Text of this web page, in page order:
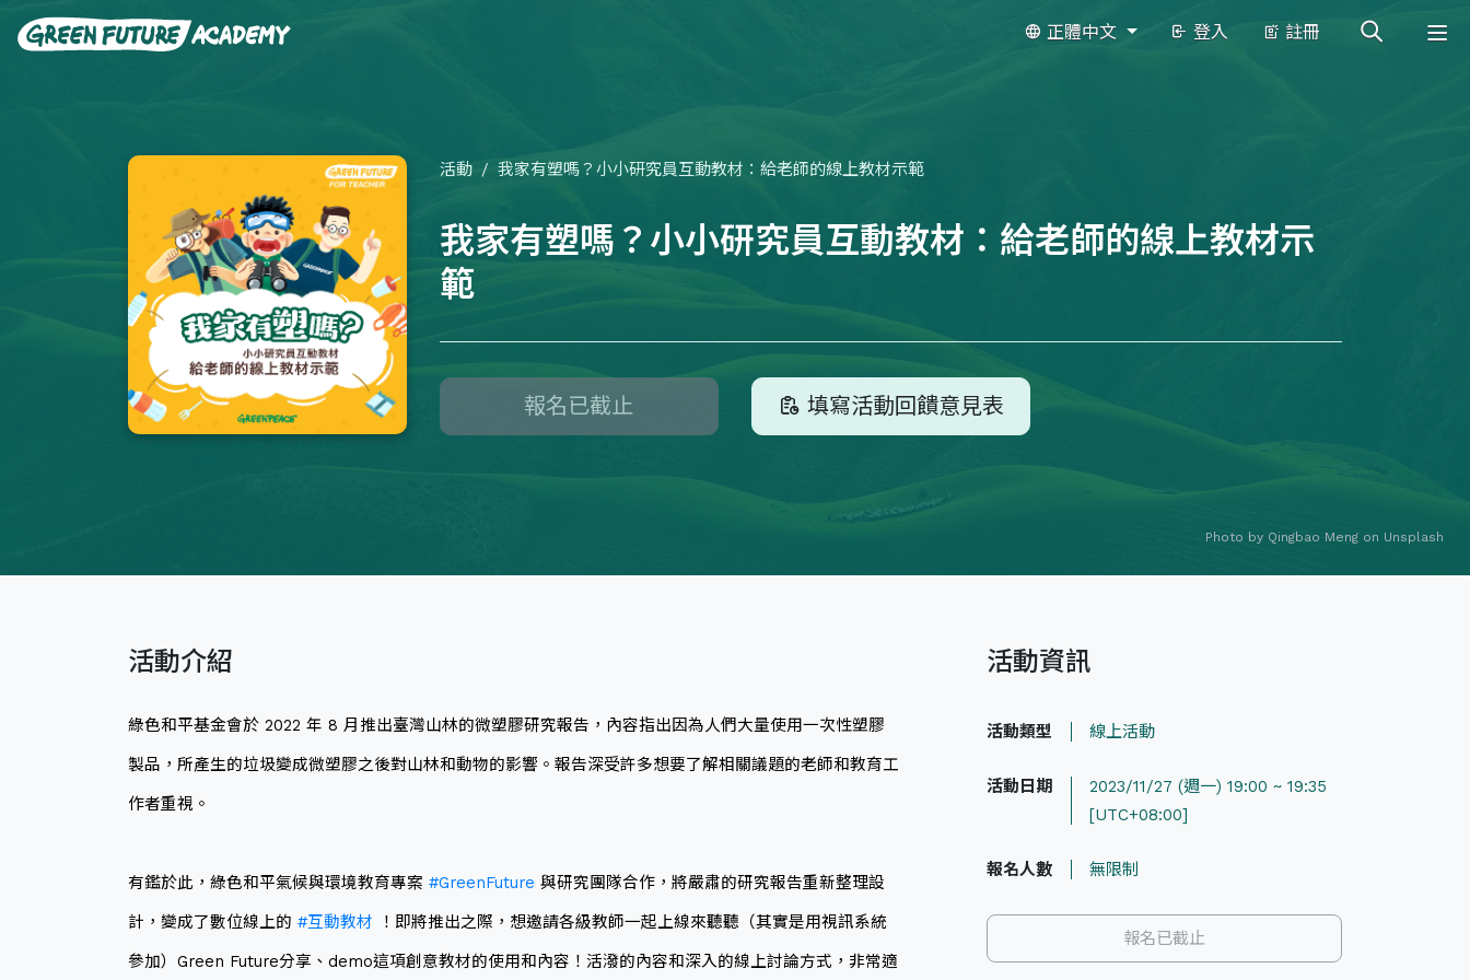
正體中文 登入 註冊
活動 我家有塑嗎？小小研究員互動教材：給老師的線上教材示範
我家有塑嗎？小小研究員互動教材：給老師的線上教材示
範
報名已截止 填寫活動回饋意見表
Photo by Qingbao Meng on Unsplash
活動介紹
綠色和平基金會於 2022 年 8 月推出臺灣山林的微塑膠研究報告，內容指出因為人們大量使用一次性塑膠
製品，所產生的垃圾變成微塑膠之後對山林和動物的影響。報告深受許多想要了解相關議題的老師和教育工
作者重視。
有鑑於此，綠色和平氣候與環境教育專案 #GreenFuture 與研究團隊合作，將嚴肅的研究報告重新整理設
計，變成了數位線上的 #互動教材 ！即將推出之際，想邀請各級教師一起上線來聽聽（其實是用視訊系統
參加）Green Future分享、demo這項創意教材的使用和內容！活潑的內容和深入的線上討論方式，非常適
活動資訊
活動類型 線上活動
活動日期
2023/11/27 (週一) 19:00 ~ 19:35
[UTC+08:00]
報名人數 無限制
報名已截止